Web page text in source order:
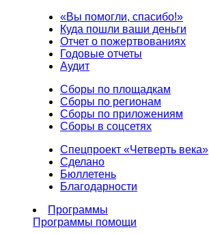
«Вы помогли, спасибо!»
Куда пошли ваши деньги
Отчет о пожертвованиях
Годовые отчеты
Аудит
Сборы по площадкам
Сборы по регионам
Сборы по приложениям
Сборы в соцсетях
Спецпроект «Четверть века»
Сделано
Бюллетень
Благодарности
Программы
Программы помощи